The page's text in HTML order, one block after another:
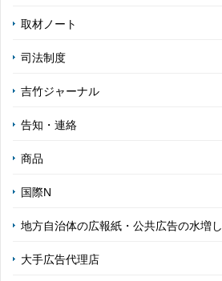
取材ノート
司法制度
吉竹ジャーナル
告知・連絡
商品
国際N
地方自治体の広報紙・公共広告の水増し
大手広告代理店